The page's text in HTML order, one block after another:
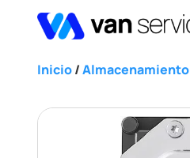
Inicio/Almacenamiento